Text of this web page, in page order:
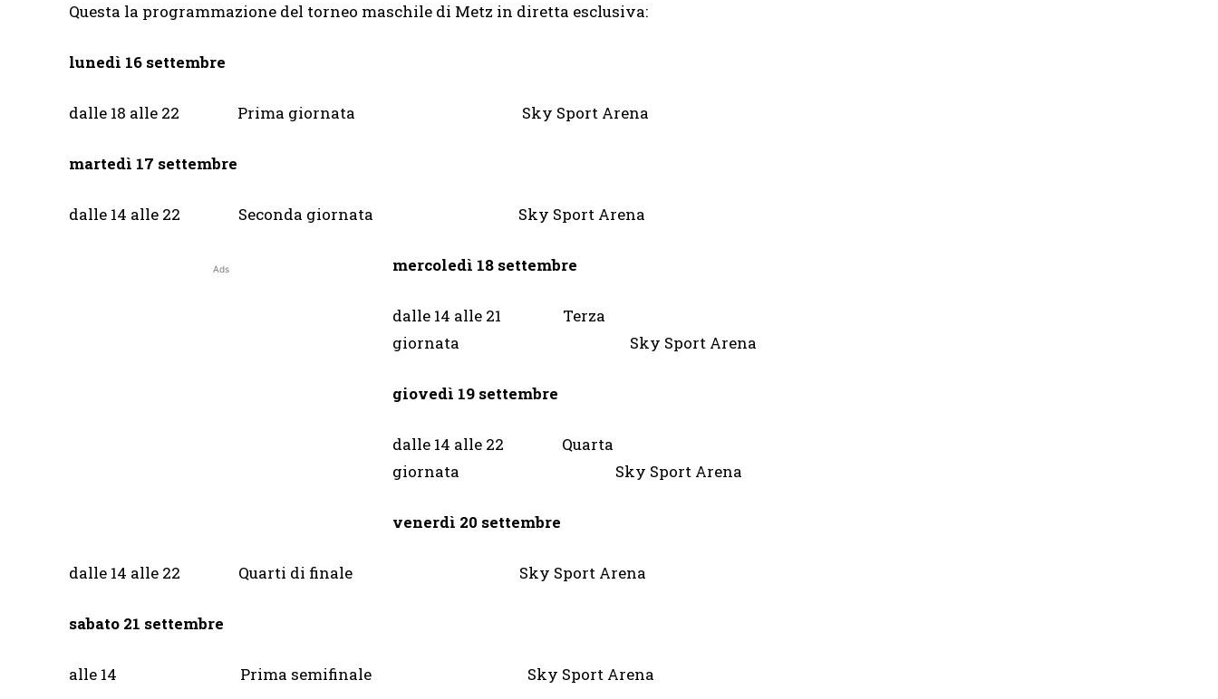
Questa la programmazione del torneo maschile di Metz in diretta esclusiva:
lunedì 16 settembre
dalle 18 alle 22 Prima giornata Sky Sport Arena
martedì 17 settembre
dalle 14 alle 22 Seconda giornata Sky Sport Arena
Ads mercoledì 18 settembre
dalle 14 alle 21 Terza
giornata Sky Sport Arena
giovedì 19 settembre
dalle 14 alle 22 Quarta
giornata Sky Sport Arena
venerdì 20 settembre
dalle 14 alle 22 Quarti di finale Sky Sport Arena
sabato 21 settembre
alle 14 Prima semifinale Sky Sport Arena